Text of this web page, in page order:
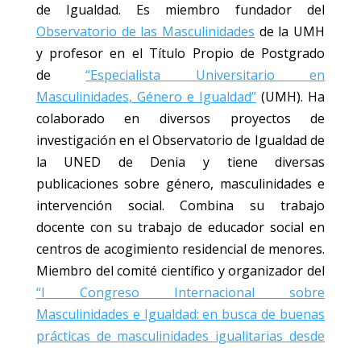
de Igualdad. Es miembro fundador del
Observatorio de las Masculinidades de la UMH
y profesor en el Título Propio de Postgrado
de“Especialista Universitario en
Masculinidades, Género e Igualdad” (UMH). Ha
colaborado en diversos proyectos de
investigación en el Observatorio de Igualdad de
la UNED de Denia y tiene diversas
publicaciones sobre género, masculinidades e
intervención social. Combina su trabajo
docente con su trabajo de educador social en
centros de acogimiento residencial de menores.
Miembro del comité científico y organizador del
“I Congreso Internacional sobre
Masculinidades e Igualdad: en busca de buenas
prácticas de masculinidades igualitarias desde